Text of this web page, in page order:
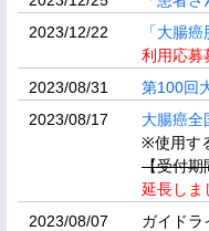
2023/12/22
「大腸
利用応募
2023/08/31
第100回
2023/08/17
大腸癌全
※使用す
【受付期
延長し
2023/08/07
ガイドラ